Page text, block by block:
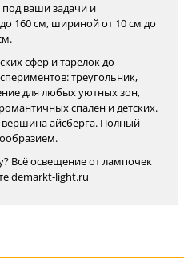
ваши задачи и
160 см, шириной от 10 см до
сфер и тарелок до
треугольник,
для любых уютных зон,
спален и детских.
айсберга. Полный
Всё освещение от лампочек
demarkt-light.ru